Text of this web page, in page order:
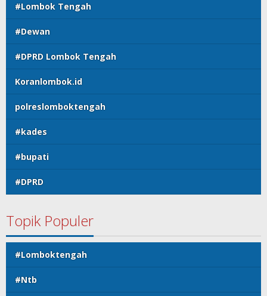
#Lombok Tengah
#Dewan
#DPRD Lombok Tengah
Koranlombok.id
polreslomboktengah
#kades
#bupati
#DPRD
Topik Populer
#Lomboktengah
#Ntb